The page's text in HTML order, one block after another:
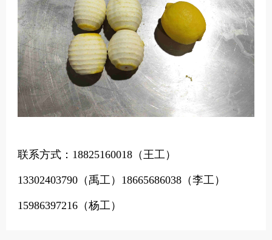
联系方式： 18825160018（王工）
13302403790（禹工）18665686038（李工）
15986397216（杨工）